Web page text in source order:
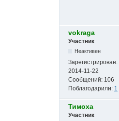
vokraga
Участник
Неактивен
Зарегистрирован:
2014-11-22
Сообщений: 106
Поблагодарили: 1
Тимоха
Участник